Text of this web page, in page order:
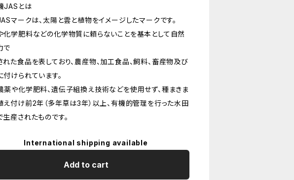
JASとは
マークは、太陽と雲と植物をイメージしたマークです。
化学肥料などの化学物質に頼らないことを基本として自然
で
れた食品を表しており、農産物、加工食品、飼料、畜産物及び
付けられています。
薬や化学肥料、遺伝子組換え技術などを使用せず、種まきま
え付け前2年（多年草は3年）以上、有機的管理を行った水田
生産されたものです。
International shipping available
Add to cart